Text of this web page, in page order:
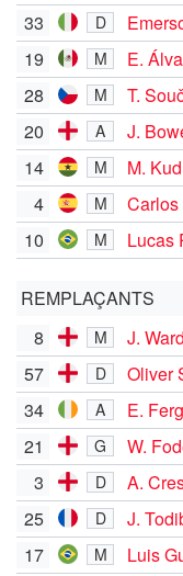
33
D
19 M
E.
28
M T.
20 A
J.
14
M
M.
4
M
10 M Lucas
REMPLAÇANTS
8
M J.
57 D Oliver
34 A E.
21 G
W.
3
D
A.
25
D
J.
17
M Luis